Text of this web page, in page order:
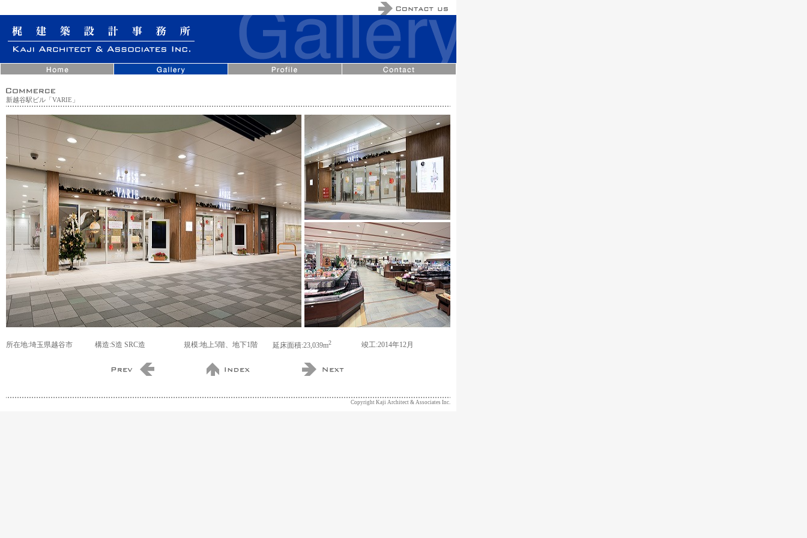
新越谷駅ビル「VARIE」
所在地:埼玉県越谷市 構造:S造 SRC造 規模:地上5階、地下1階 延床面積:23,039m2 竣工:2014年12月
Copyright Kaji Architect & Associates Inc.